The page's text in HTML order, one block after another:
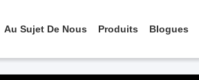
Au Sujet De Nous Produits Blogues